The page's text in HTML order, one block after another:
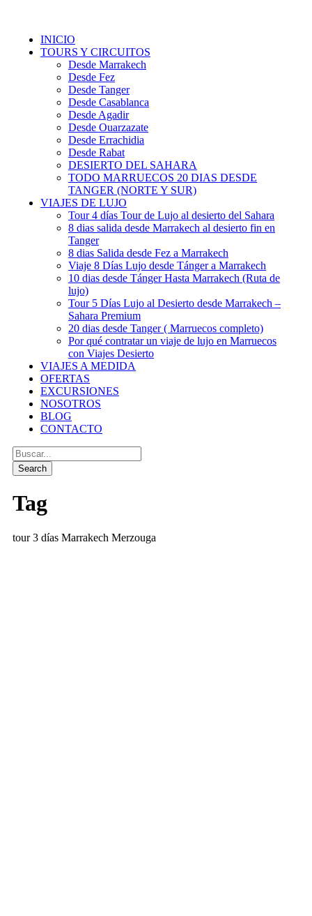
INICIO
TOURS Y CIRCUITOS
Desde Marrakech
Desde Fez
Desde Tanger
Desde Casablanca
Desde Agadir
Desde Ouarzazate
Desde Errachidia
Desde Rabat
DESIERTO DEL SAHARA
TODO MARRUECOS 20 DIAS DESDE
TANGER (NORTE Y SUR)
VIAJES DE LUJO
Tour 4 días Tour de Lujo al desierto del Sahara
8 dias salida desde Marrakech al desierto fin en
Tanger
8 dias Salida desde Fez a Marrakech
Viaje 8 Días Lujo desde Tánger a Marrakech
10 dias desde Tánger Hasta Marrakech (Ruta de
lujo)
Tour 5 Días Lujo al Desierto desde Marrakech –
Sahara Premium
20 dias desde Tanger ( Marruecos completo)
Por qué contratar un viaje de lujo en Marruecos
con Viajes Desierto
VIAJES A MEDIDA
OFERTAS
EXCURSIONES
NOSOTROS
BLOG
CONTACTO
Tag
tour 3 días Marrakech Merzouga